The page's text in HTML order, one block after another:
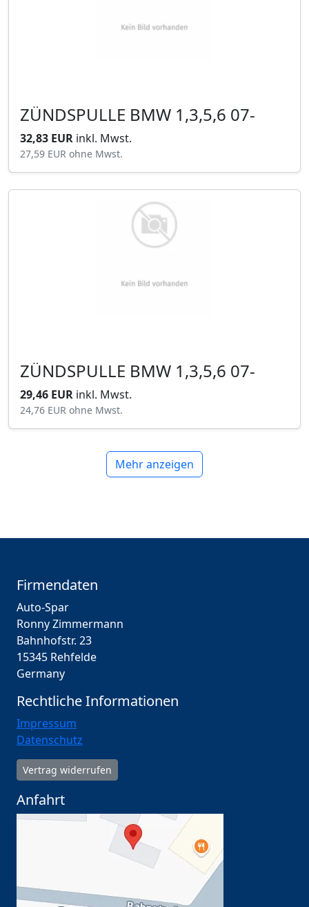
ZÜNDSPULLE BMW 1,3,5,6 07-
32,83 EUR inkl. Mwst.
27,59 EUR ohne Mwst.
ZÜNDSPULLE BMW 1,3,5,6 07-
29,46 EUR inkl. Mwst.
24,76 EUR ohne Mwst.
Mehr anzeigen
Firmendaten
Auto-Spar
Ronny Zimmermann
Bahnhofstr. 23
15345 Rehfelde
Germany
Rechtliche Informationen
Impressum
Datenschutz
Vertrag widerrufen
Anfahrt